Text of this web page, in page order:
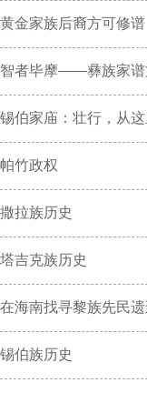
黄金家族后裔方可修谱
智者毕摩——彝族家谱
锡伯家庙：壮行，从
帕竹政权
撒拉族历史
塔吉克族历史
在海南找寻黎族先民
锡伯族历史